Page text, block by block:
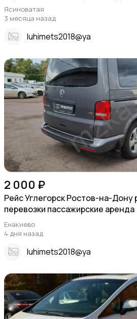
Ясиноватая
3 месяца назад
Iuhimets2018@ya
2 000 ₽
Рейс Углегорск Ростов-на-Дону
перевозки пассажирские аренда
Енакиево
4 дня назад
Iuhimets2018@ya